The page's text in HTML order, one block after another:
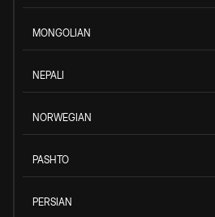
MONGOLIAN
NEPALI
NORWEGIAN
PASHTO
PERSIAN